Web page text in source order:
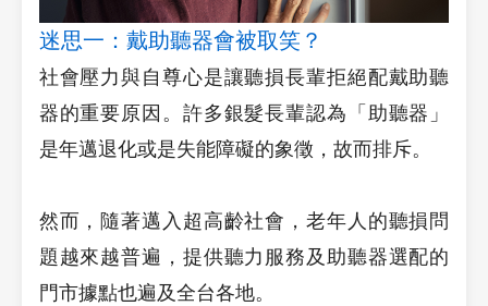
迷思一：戴助聽器會被取笑？
社會壓力與自尊心是讓聽損長輩拒絕配戴助聽
器的重要原因。許多銀髮長輩認為「助聽器」
是年邁退化或是失能障礙的象徵，故而排斥。
然而，隨著邁入超高齡社會，老年人的聽損問
題越來越普遍，提供聽力服務及助聽器選配的
門市據點也遍及全台各地。